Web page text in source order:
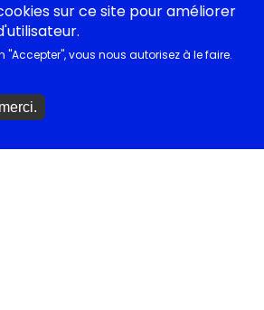
EN CLASSE
Documentations
pédagogiques
Collègiens
sur ce site pour améliorer
"Accepter", vous nous autorisez à le faire.